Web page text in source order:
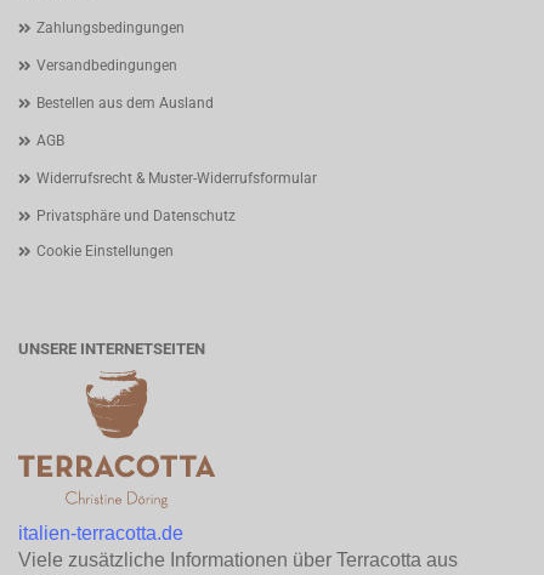
Zahlungsbedingungen
Versandbedingungen
Bestellen aus dem Ausland
AGB
Widerrufsrecht & Muster-Widerrufsformular
Privatsphäre und Datenschutz
Cookie Einstellungen
UNSERE INTERNETSEITEN
italien-terracotta.de
Viele zusätzliche Informationen über Terracotta aus